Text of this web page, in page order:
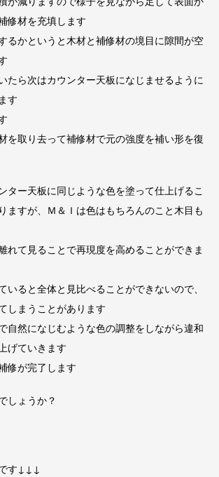
修材を充填します
るかというと木材と補修材の境目に隙間が空
たら次はカウンター天板になじませるように
す
を取り去って補修材で元の強度を補い形を復
ター天板に同じような色を塗って仕上げるこ
ますが、Ｍ＆Ｉは色はもちろんのこと木目も
れて見ることで再現度を高めることができま
いると全体と見比べることができないので、
しまうことがあります
自然になじむような色の調整をしながら違和
げていきます
修が完了します
しょうか？
す↓↓↓